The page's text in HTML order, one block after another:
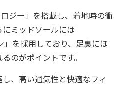
ジー」を搭載し、着地時の衝
ミッドソールには
」を採用しており、足裏にほ
のがポイントです。
、高い通気性と快適なフィ